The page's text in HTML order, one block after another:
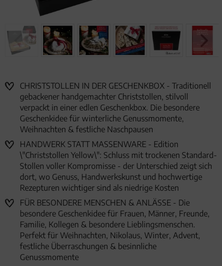
CHRISTSTOLLEN IN DER GESCHENKBOX - Traditionell
gebackener handgemachter Christstollen, stilvoll
verpackt in einer edlen Geschenkbox. Die besondere
Geschenkidee für winterliche Genussmomente,
Weihnachten & festliche Naschpausen
HANDWERK STATT MASSENWARE - Edition
\"Christstollen Yellow\": Schluss mit trockenen Standard-
Stollen voller Kompromisse - der Unterschied zeigt sich
dort, wo Genuss, Handwerkskunst und hochwertige
Rezepturen wichtiger sind als niedrige Kosten
FÜR BESONDERE MENSCHEN & ANLÄSSE - Die
besondere Geschenkidee für Frauen, Männer, Freunde,
Familie, Kollegen & besondere Lieblingsmenschen.
Perfekt für Weihnachten, Nikolaus, Winter, Advent,
festliche Überraschungen & besinnliche
Genussmomente